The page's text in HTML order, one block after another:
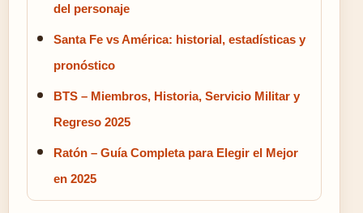
del personaje
Santa Fe vs América: historial, estadísticas y
pronóstico
BTS – Miembros, Historia, Servicio Militar y
Regreso 2025
Ratón – Guía Completa para Elegir el Mejor
en 2025